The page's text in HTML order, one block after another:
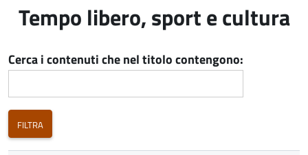
Tempo libero, sport e cultura
Cerca i contenuti che nel titolo contengono: